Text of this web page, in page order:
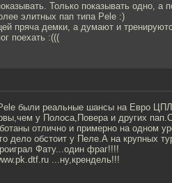
Только показывать одно, а
элитных пап типа Pele :)
пряча демки, а думают и
поехать :(((
были реальные шансы на Евро
у Полоса,Повера и других
отлично и примерно на одном
дело обстоит у Пеле.А на крупных
Фату...один фраг!!!!
...ну,крендель!!!